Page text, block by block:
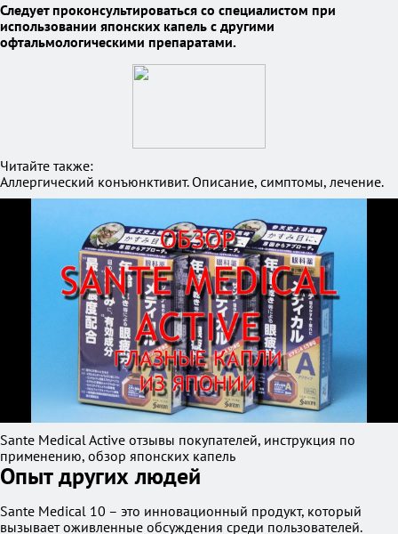
Следует проконсультироваться со специалистом при
использовании японских капель с другими
офтальмологическими препаратами.
Читайте также:
Аллергический конъюнктивит. Описание, симптомы, лечение.
Sante Medical Active отзывы покупателей, инструкция по
применению, обзор японских капель
Опыт других людей
Sante Medical 10 – это инновационный продукт, который
вызывает оживленные обсуждения среди пользователей.